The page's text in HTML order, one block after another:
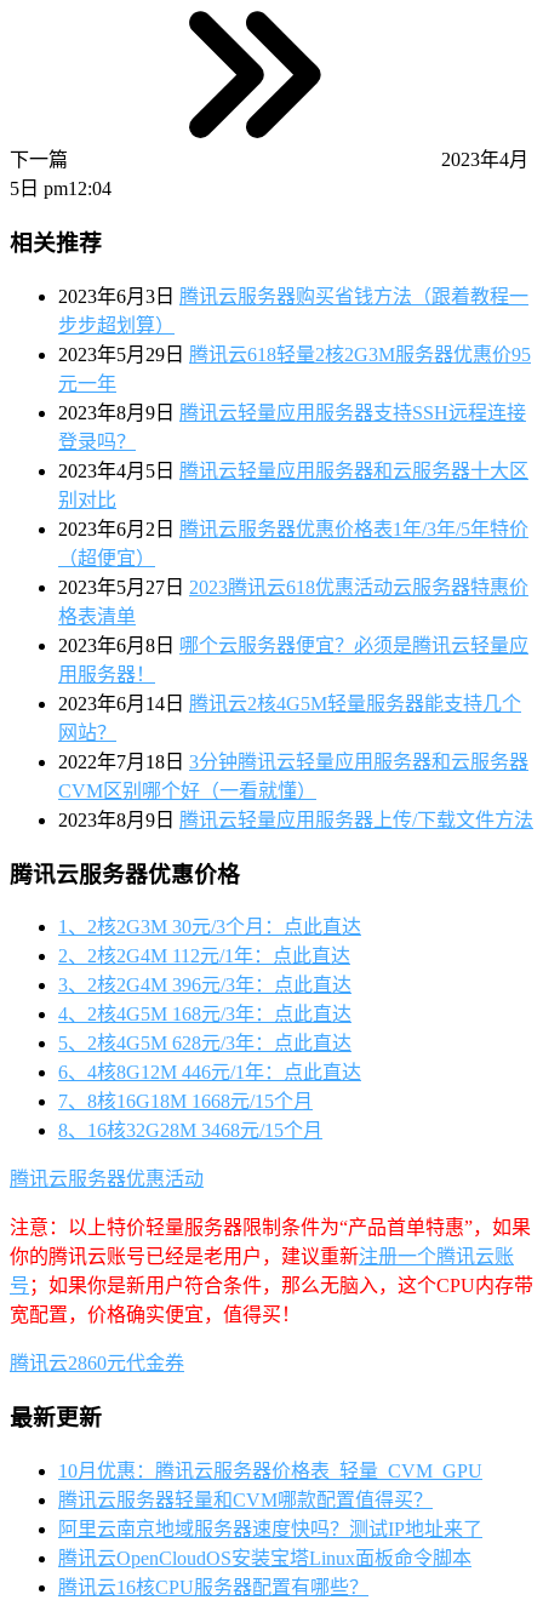
下一篇
2023年4月
5日 pm12:04
相关推荐
2023年6月3日 腾讯云服务器购买省钱方法（跟着教程一
步步超划算）
2023年5月29日 腾讯云618轻量2核2G3M服务器优惠价95
元一年
2023年8月9日 腾讯云轻量应用服务器支持SSH远程连接
登录吗？
2023年4月5日 腾讯云轻量应用服务器和云服务器十大区
别对比
2023年6月2日 腾讯云服务器优惠价格表1年/3年/5年特价
（超便宜）
2023年5月27日 2023腾讯云618优惠活动云服务器特惠价
格表清单
2023年6月8日 哪个云服务器便宜？必须是腾讯云轻量应
用服务器！
2023年6月14日 腾讯云2核4G5M轻量服务器能支持几个
网站？
2022年7月18日 3分钟腾讯云轻量应用服务器和云服务器
CVM区别哪个好（一看就懂）
2023年8月9日 腾讯云轻量应用服务器上传/下载文件方法
腾讯云服务器优惠价格
1、2核2G3M 30元/3个月：点此直达
2、2核2G4M 112元/1年：点此直达
3、2核2G4M 396元/3年：点此直达
4、2核4G5M 168元/3年：点此直达
5、2核4G5M 628元/3年：点此直达
6、4核8G12M 446元/1年：点此直达
7、8核16G18M 1668元/15个月
8、16核32G28M 3468元/15个月
腾讯云服务器优惠活动
注意：以上特价轻量服务器限制条件为“产品首单特惠”，如果
你的腾讯云账号已经是老用户，建议重新注册一个腾讯云账
号 ；如果你是新用户符合条件，那么无脑入，这个CPU内存带
宽配置，价格确实便宜，值得买！
腾讯云2860元代金券
最新更新
10月优惠：腾讯云服务器价格表_轻量_CVM_GPU
腾讯云服务器轻量和CVM哪款配置值得买？
阿里云南京地域服务器速度快吗？测试IP地址来了
腾讯云OpenCloudOS安装宝塔Linux面板命令脚本
腾讯云16核CPU服务器配置有哪些？